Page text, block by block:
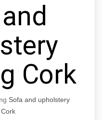
Cork
Sofa and upholstery